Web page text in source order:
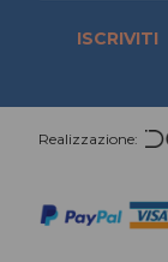
ISCRIVITI
Realizzazione: